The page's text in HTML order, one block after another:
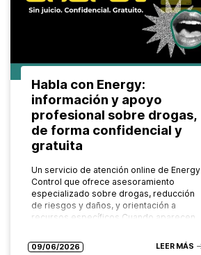
Habla con Energy:
información y apoyo
profesional sobre drogas,
de forma confidencial y
gratuita
Un servicio de atención online de Energy
Control que ofrece asesoramiento
especializado sobre drogas, reducción
de riesgos y daños, y orientación a
recursos específicos Cuando aparecen
09/06/2026 LEER MÁS